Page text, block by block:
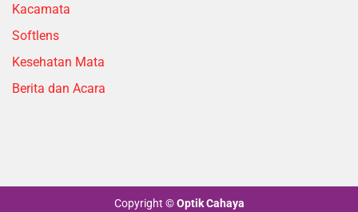
Kacamata
Softlens
Kesehatan Mata
Berita dan Acara
Copyright ©Optik Cahaya